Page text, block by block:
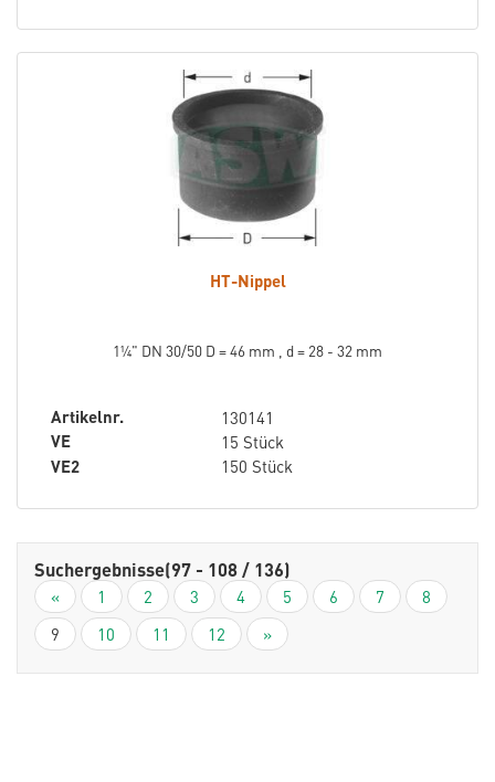
HT-Nippel
1¼" DN 30/50 D = 46 mm , d = 28 - 32 mm
Artikelnr.
130141
VE
15 Stück
VE2
150 Stück
Suchergebnisse(97 - 108 / 136)
« 1 2 3 4 5 6 7
8
9
10 11 12 »